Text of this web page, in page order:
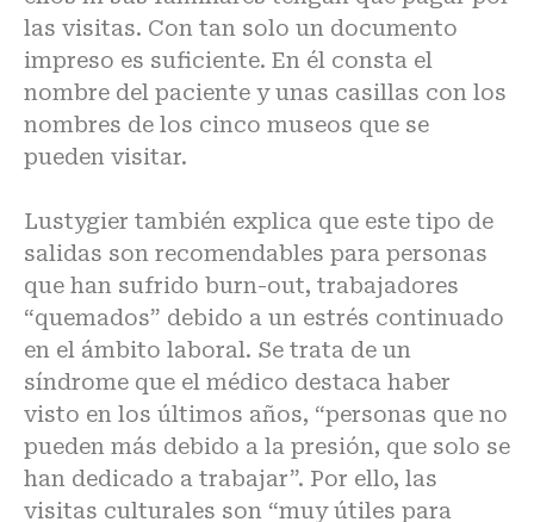
las visitas. Con tan solo un documento
impreso es suficiente. En él consta el
nombre del paciente y unas casillas con los
nombres de los cinco museos que se
pueden visitar.
Lustygier también explica que este tipo de
salidas son recomendables para personas
que han sufrido burn-out, trabajadores
“quemados” debido a un estrés continuado
en el ámbito laboral. Se trata de un
síndrome que el médico destaca haber
visto en los últimos años, “personas que no
pueden más debido a la presión, que solo se
han dedicado a trabajar”. Por ello, las
visitas culturales son “muy útiles para